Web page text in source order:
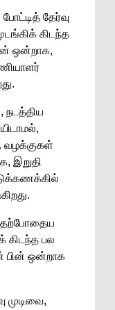
தேர்வு
கிடந்த
ஒன்றாக,
நடத்திய
வழக்குகள்
இறுதி
தற்போதைய
கிடந்த பல
பின் ஒன்றாக
முடிவை,